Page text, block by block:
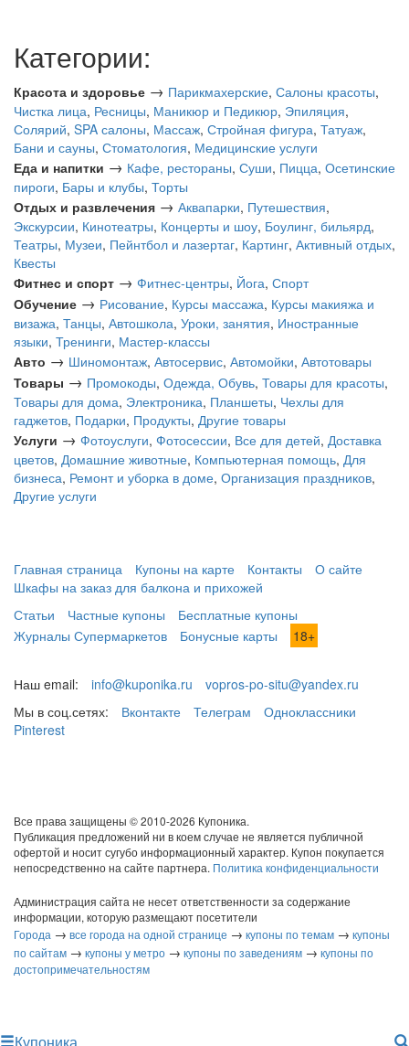
Категории:
Красота и здоровье → Парикмахерские, Салоны красоты,
Чистка лица, Ресницы, Маникюр и Педикюр, Эпиляция,
Солярий, SPA салоны, Массаж, Стройная фигура, Татуаж,
Бани и сауны, Стоматология, Медицинские услуги
Еда и напитки → Кафе, рестораны, Суши, Пицца, Осетинские
пироги, Бары и клубы, Торты
Отдых и развлечения → Аквапарки, Путешествия,
Экскурсии, Кинотеатры, Концерты и шоу, Боулинг, бильярд,
Театры, Музеи, Пейнтбол и лазертаг, Картинг, Активный отдых,
Квесты
Фитнес и спорт → Фитнес-центры, Йога, Спорт
Обучение → Рисование, Курсы массажа, Курсы макияжа и
визажа, Танцы, Автошкола, Уроки, занятия, Иностранные
языки, Тренинги, Мастер-классы
Авто → Шиномонтаж, Автосервис, Автомойки, Автотовары
Товары → Промокоды, Одежда, Обувь, Товары для красоты,
Товары для дома, Электроника, Планшеты, Чехлы для
гаджетов, Подарки, Продукты, Другие товары
Услуги → Фотоуслуги, Фотосессии, Все для детей, Доставка
цветов, Домашние животные, Компьютерная помощь, Для
бизнеса, Ремонт и уборка в доме, Организация праздников,
Другие услуги
Главная страница Купоны на карте Контакты
О сайте
Шкафы на заказ для балкона и прихожей
Статьи
Частные купоны
Бесплатные купоны
Журналы Супермаркетов
Бонусные карты 18+
Наш email: info@kuponika.ru
vopros-po-situ@yandex.ru
Мы в соц.сетях:
Вконтакте Телеграм
Одноклассники
Pinterest
Все права защищены © 2010-2026 Купоника.
Публикация предложений ни в коем случае не является публичной
офертой и носит сугубо информационный характер. Купон покупается
непосредственно на сайте партнера. Политика конфиденциальности
Администрация сайта не несет ответственности за содержание
информации, которую размещают посетители
Города → все города на одной странице → купоны по темам → купоны
по сайтам → купоны у метро → купоны по заведениям → купоны по
достопримечательностям